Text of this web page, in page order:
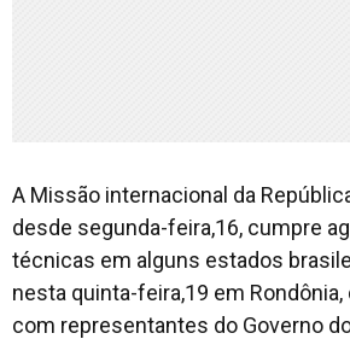
A Missão internacional da
desde segunda-feira,16, cumpre
técnicas em alguns estados
nesta quinta-feira,19 em
com representantes do Governo